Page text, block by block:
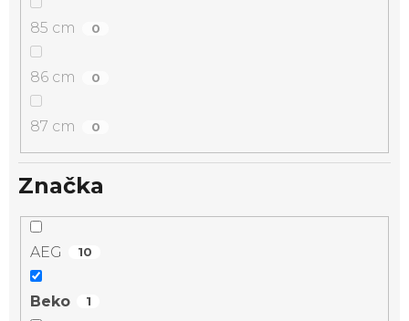
85 cm 0
86 cm 0
87 cm 0
Značka
AEG 10
Beko 1